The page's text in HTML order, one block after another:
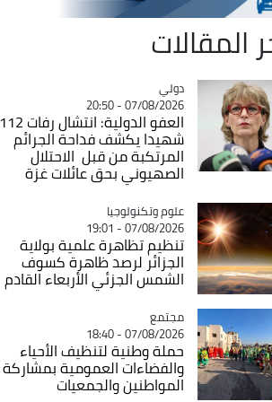
المقالات
Catégorie
دولي
07/08/2026 - 20:50
العفو الدولية: انتشال رفات 112
شهيدا يكشف فداحة الجرائم
المرتكبة من قبل الاحتلال
الصهيوني بحق عائلات غزة
Catégorie
علوم وتكنولوجيا
07/08/2026 - 19:01
تنظيم تظاهرة علمية بولاية
الجزائر لرصد ظاهرة كسوف
الشمس الجزئي الأربعاء القادم
Catégorie
مجتمع
07/08/2026 - 18:40
حملة وطنية لتنظيف الأحياء
والفضاءات العمومية بمشاركة
المواطنين والجمعيات